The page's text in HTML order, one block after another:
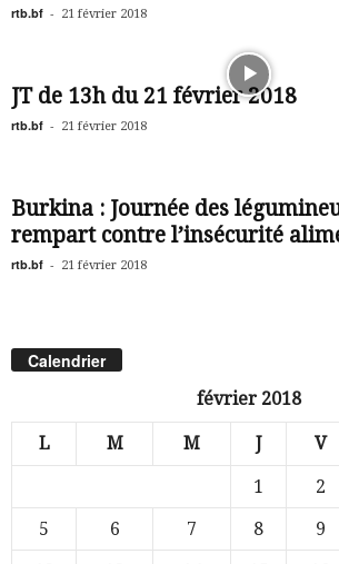
rtb.bf - 21 février 2018
JT de 13h du 21 février 2018
rtb.bf - 21 février 2018
Burkina : Journée des
rempart contre l’insécurité
rtb.bf - 21 février 2018
Calendrier
février 2018
L M M J V
1 2
5
6 7 8 9